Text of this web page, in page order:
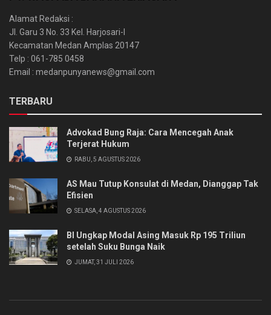
Alamat Redaksi :
Jl. Garu 3 No. 33 Kel. Harjosari-I
Kecamatan Medan Amplas 20147
Telp : 061-785 0458
Email : medanpunyanews@gmail.com
TERBARU
Advokad Bung Raja: Cara Mencegah Anak
Terjerat Hukum
RABU, 5 AGUSTUS 2026
AS Mau Tutup Konsulat di Medan, Dianggap Tak
Efisien
SELASA, 4 AGUSTUS 2026
BI Ungkap Modal Asing Masuk Rp 195 Triliun
setelah Suku Bunga Naik
JUMAT, 31 JULI 2026